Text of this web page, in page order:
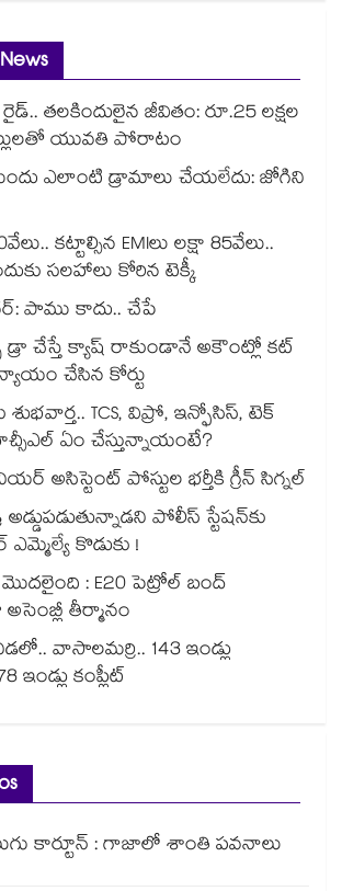
తలకిందులైన జీవితం: రూ.25 లక్షల
యువతి పోరాటం
ఎలాంటి డ్రామాలు చేయలేదు: జోగిని
కట్టాల్సిన EMIలు లక్షా 85వేలు..
సలహాలు కోరిన టెక్కీ
పాము కాదు.. చేపే
డ్రా చేస్తే క్యాష్ రాకుండానే అకౌంట్లో కట్
చేసిన కోర్టు
శుభవార్త.. TCS, విప్రో, ఇన్ఫోసిస్, టెక్
ఏం చేస్తున్నాయంటే?
అసిస్టెంట్‌‌ పోస్టుల భర్తీకి గ్రీన్‌‌ సిగ్నల్
అడ్డుపడుతున్నాడని పోలీస్ స్టేషన్⁪కు
కొడుకు !
మొదలైంది : E20 పెట్రోల్ బంద్
తీర్మానం
వాసాలమర్రి.. 143 ఇండ్లు
ఇండ్లు కంప్లీట్
కార్టూన్ : గాజాలో శాంతి పవనాలు